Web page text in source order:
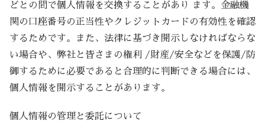
どとの間で個人情報を交換することがあり ます。金融機
関の口座番号の正当性やクレジットカードの有効性を確認
するためです。また、法律に基づき開示しなければならな
い場合や、弊社と皆さまの権利 /財産/安全などを保護/防
御するために必要であると合理的に判断できる場合には、
個人情報を開示することがあります。
個人情報の管理と委託について